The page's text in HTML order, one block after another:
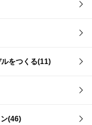
をつくる(11)
(46)